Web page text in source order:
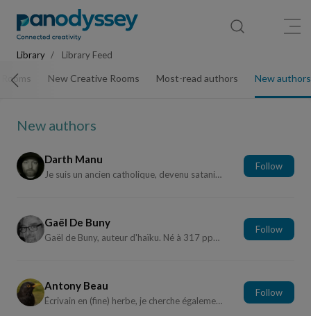
Library Library Feed
New Creative Rooms Most-read authors New authors
New authors
Darth Manu
Je suis un ancien catholique, devenu sataniste. Dé...
Follow
Gaël De Buny
Gaël de Buny, auteur d'haïku. Né à 317 ppm | Visi...
Follow
Antony Beau
Écrivain en (fine) herbe, je cherche également des...
Follow